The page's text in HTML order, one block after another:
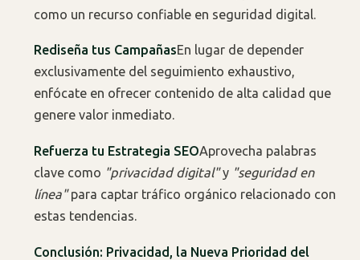
como un recurso confiable en seguridad digital.
Rediseña tus CampañasEn lugar de depender
exclusivamente del seguimiento exhaustivo,
enfócate en ofrecer contenido de alta calidad que
genere valor inmediato.
Refuerza tu Estrategia SEOAprovecha palabras
clave como "privacidad digital"y "seguridad en
línea"para captar tráfico orgánico relacionado con
estas tendencias.
Conclusión: Privacidad, la Nueva Prioridad del